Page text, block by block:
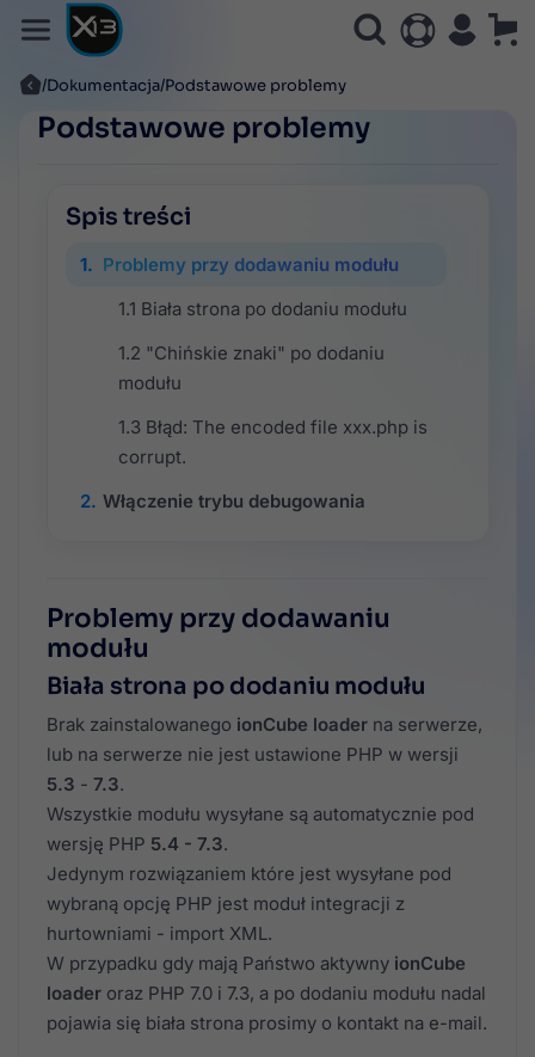
Dokumentacja Podstawowe problemy
Podstawowe problemy
Problemy przy dodawaniu
modułu
Biała strona po dodaniu modułu
Brak zainstalowanego ionCube loaderna serwerze,
lub na serwerze nie jest ustawione PHP w wersji
5.3 - 7.3.
Wszystkie modułu wysyłane są automatycznie pod
wersję PHP 5.4 - 7.3.
Jedynym rozwiązaniem które jest wysyłane pod
wybraną opcję PHP jest moduł integracji z
hurtowniami - import XML.
W przypadku gdy mają Państwo aktywny ionCube
loaderoraz PHP 7.0 i 7.3, a po dodaniu modułu nadal
pojawia się biała strona prosimy o kontakt na e-mail.
Spis treści
Problemy przy dodawaniu modułu
Biała strona po dodaniu modułu
"Chińskie znaki" po dodaniu
modułu
Błąd: The encoded file xxx.php is
corrupt.
Włączenie trybu debugowania